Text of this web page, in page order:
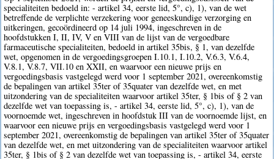
specialiteiten bedoeld in: - artikel 34, eerste lid, 5°, c), 1), van de wet
betreffende de verplichte verzekering voor geneeskundige verzorging en
uitkeringen, gecoördineerd op 14 juli 1994, ingeschreven in de
hoofdstukken I, II, IV, V en VIII van de lijst van de vergoedbare
farmaceutische specialiteiten, bedoeld in artikel 35bis, § 1, van dezelfde
wet, opgenomen in de vergoedingsgroepen I.10.1, I.10.2, V.6.3, V.6.4,
V.8.1, V.8.7, VII.10 en XXII, en waarvoor een nieuwe prijs en
vergoedingsbasis vastgelegd werd voor 1 september 2021, overeenkomstig
de bepalingen van artikel 35ter of 35quater van dezelfde wet, en met
uitzondering van de specialiteiten waarvoor artikel 35ter, § 1bis of § 2 van
dezelfde wet van toepassing is, - artikel 34, eerste lid, 5°, c), 1), van de
voornoemde wet, ingeschreven in hoofdstuk III van de voornoemde lijst, en
waarvoor een nieuwe prijs en vergoedingsbasis vastgelegd werd voor 1
september 2021, overeenkomstig de bepalingen van artikel 35ter of 35quater
van dezelfde wet, en met uitzondering van de specialiteiten waarvoor artikel
35ter, § 1bis of § 2 van dezelfde wet van toepassing is, - artikel 34, eerste